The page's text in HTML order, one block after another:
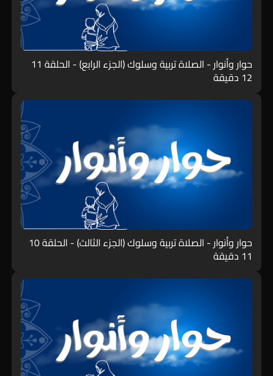
حوار وأنوار - الصلاة تربية وسلوك (الجزء الرابع) - الحلقة 11
12 دقيقة
حوار وأنوار - الصلاة تربية وسلوك (الجزء الثالث) - الحلقة 10
11 دقيقة